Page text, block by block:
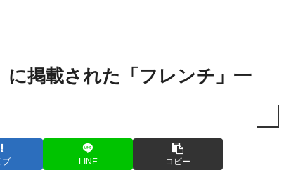
に掲載された「フレンチ」一
ブ LINE コピー